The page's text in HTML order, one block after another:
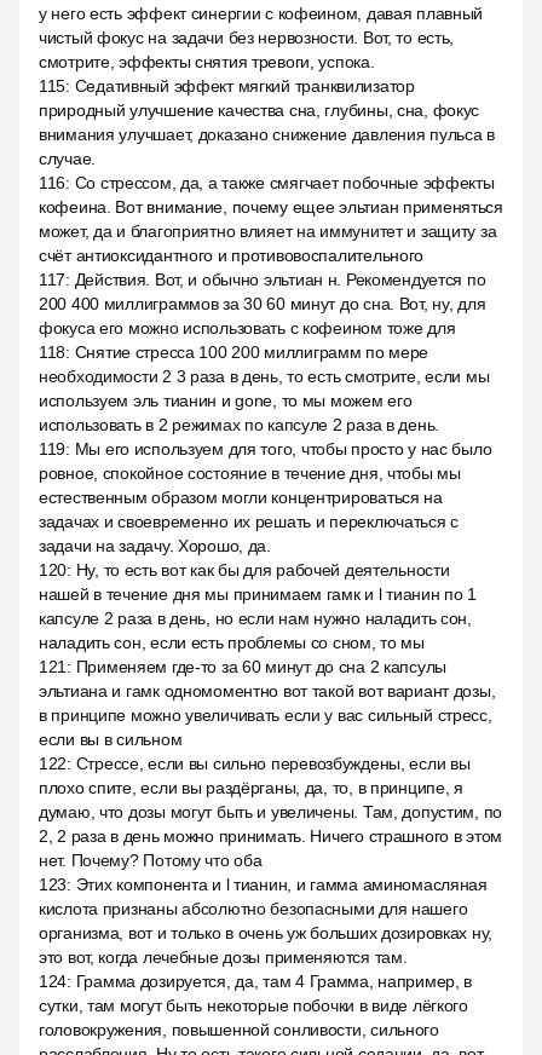
у него есть эффект синергии с кофеином, давая плавный
чистый фокус на задачи без нервозности. Вот, то есть,
смотрите, эффекты снятия тревоги, успока.
115: Седативный эффект мягкий транквилизатор
природный улучшение качества сна, глубины, сна, фокус
внимания улучшает, доказано снижение давления пульса в
случае.
116: Со стрессом, да, а также смягчает побочные эффекты
кофеина. Вот внимание, почему ещее эльтиан применяться
может, да и благоприятно влияет на иммунитет и защиту за
счёт антиоксидантного и противовоспалительного
117: Действия. Вот, и обычно эльтиан н. Рекомендуется по
200 400 миллиграммов за 30 60 минут до сна. Вот, ну, для
фокуса его можно использовать с кофеином тоже для
118: Снятие стресса 100 200 миллиграмм по мере
необходимости 2 3 раза в день, то есть смотрите, если мы
используем эль тианин и gone, то мы можем его
использовать в 2 режимах по капсуле 2 раза в день.
119: Мы его используем для того, чтобы просто у нас было
ровное, спокойное состояние в течение дня, чтобы мы
естественным образом могли концентрироваться на
задачах и своевременно их решать и переключаться с
задачи на задачу. Хорошо, да.
120: Ну, то есть вот как бы для рабочей деятельности
нашей в течение дня мы принимаем гамк и l тианин по 1
капсуле 2 раза в день, но если нам нужно наладить сон,
наладить сон, если есть проблемы со сном, то мы
121 : Применяем где-то за 60 минут до сна 2 капсулы
эльтиана и гамк одномоментно вот такой вот вариант дозы,
в принципе можно увеличивать если у вас сильный стресс,
если вы в сильном
122: Стрессе, если вы сильно перевозбуждены, если вы
плохо спите, если вы раздёрганы, да, то, в принципе, я
думаю, что дозы могут быть и увеличены. Там, допустим, по
2, 2 раза в день можно принимать. Ничего страшного в этом
нет. Почему? Потому что оба
123: Этих компонента и l тианин, и гамма аминомасляная
кислота признаны абсолютно безопасными для нашего
организма, вот и только в очень уж больших дозировках ну,
это вот, когда лечебные дозы применяются там.
124: Грамма дозируется, да, там 4 Грамма, например, в
сутки, там могут быть некоторые побочки в виде лёгкого
головокружения, повышенной сонливости, сильного